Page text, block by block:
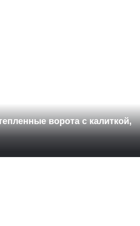
ворота с калиткой,